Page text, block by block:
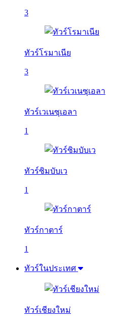
3
ทัวร์โรมาเนีย
3
ทัวร์เวเนซุเอลา
1
ทัวร์ซิมบับเว
1
ทัวร์กาตาร์
1
ทัวร์ในประเทศ
ทัวร์เชียงใหม่